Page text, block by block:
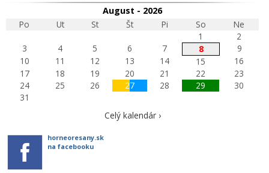
August - 2026
Po
Ut St Št Pi So
Ne
1
2
3
4 5 6 7 8
9
10
11 12 13 14 15
16
17
18 19 20 21 22
23
24
25 26 27 28 29
30
31
Celý kalendár ›
horneoresany.sk
na facebooku